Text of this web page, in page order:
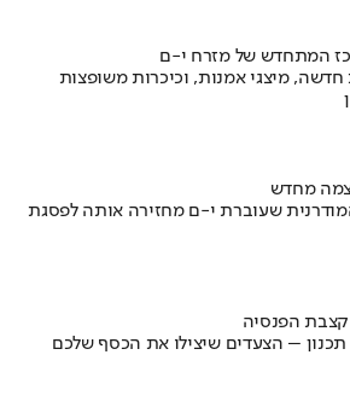
המתחדש של מזרח י-ם
מיצגי אמנות, וכיכרות משופצות
מחדש
שעוברת י-ם מחזירה אותה לפסגת
הפנסיה
– הצעדים שיצילו את הכסף שלכם